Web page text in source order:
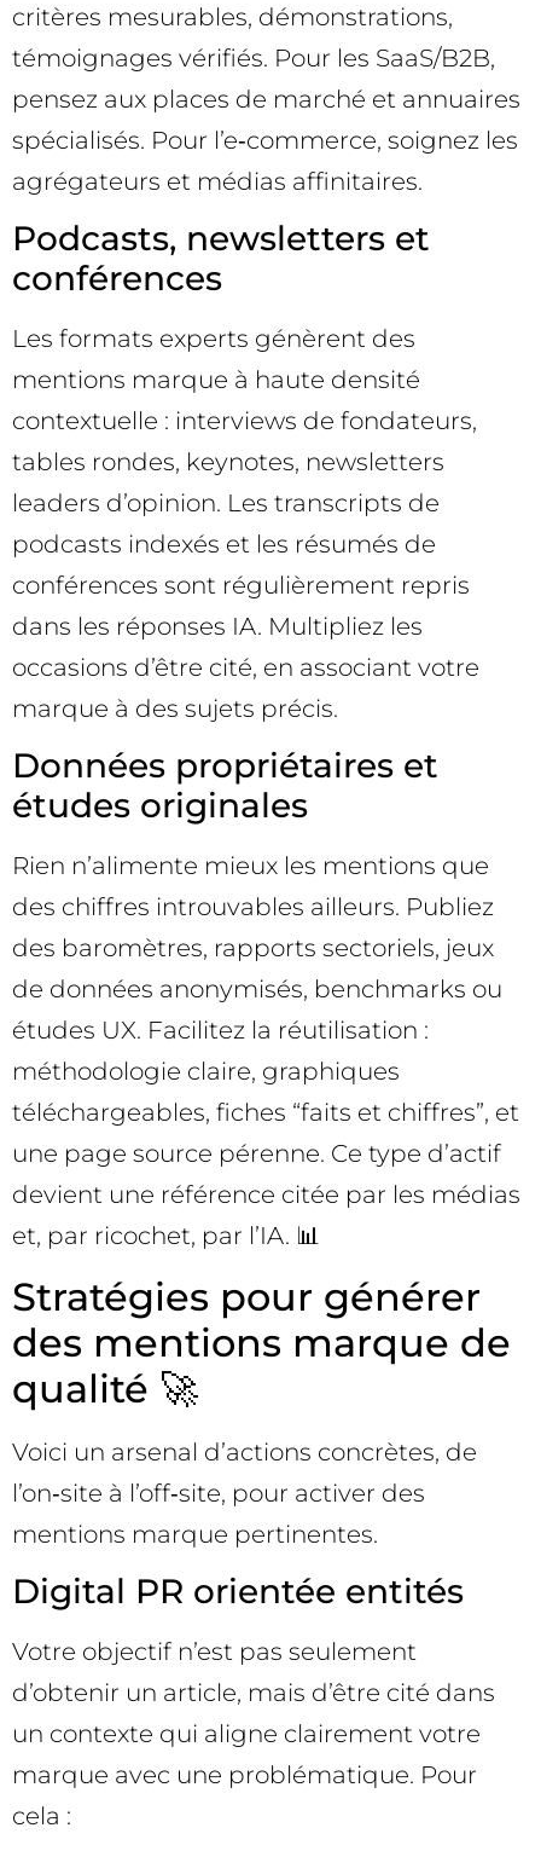
critères mesurables, démonstrations,
témoignages vérifiés. Pour les SaaS/B2B,
pensez aux places de marché et annuaires
spécialisés. Pour l’e‑commerce, soignez les
agrégateurs et médias affinitaires.
Podcasts, newsletters et
conférences
Les formats experts génèrent des
mentions marque à haute densité
contextuelle : interviews de fondateurs,
tables rondes, keynotes, newsletters
leaders d’opinion. Les transcripts de
podcasts indexés et les résumés de
conférences sont régulièrement repris
dans les réponses IA. Multipliez les
occasions d’être cité, en associant votre
marque à des sujets précis.
Données propriétaires et
études originales
Rien n’alimente mieux les mentions que
des chiffres introuvables ailleurs. Publiez
des baromètres, rapports sectoriels, jeux
de données anonymisés, benchmarks ou
études UX. Facilitez la réutilisation :
méthodologie claire, graphiques
téléchargeables, fiches “faits et chiffres”, et
une page source pérenne. Ce type d’actif
devient une référence citée par les médias
et, par ricochet, par l’IA. 📊
Stratégies pour générer
des mentions marque de
qualité 🚀
Voici un arsenal d’actions concrètes, de
l’on‑site à l’off‑site, pour activer des
mentions marque pertinentes.
Digital PR orientée entités
Votre objectif n’est pas seulement
d’obtenir un article, mais d’être cité dans
un contexte qui aligne clairement votre
marque avec une problématique. Pour
cela :